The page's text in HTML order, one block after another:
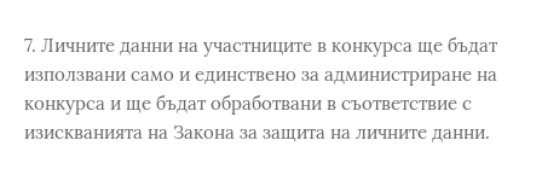
7. Личните данни на участниците в конкурса ще бъдат
използвани само и единствено за администриране на
конкурса и ще бъдат обработвани в съответствие с
изискванията на Закона за защита на личните данни.